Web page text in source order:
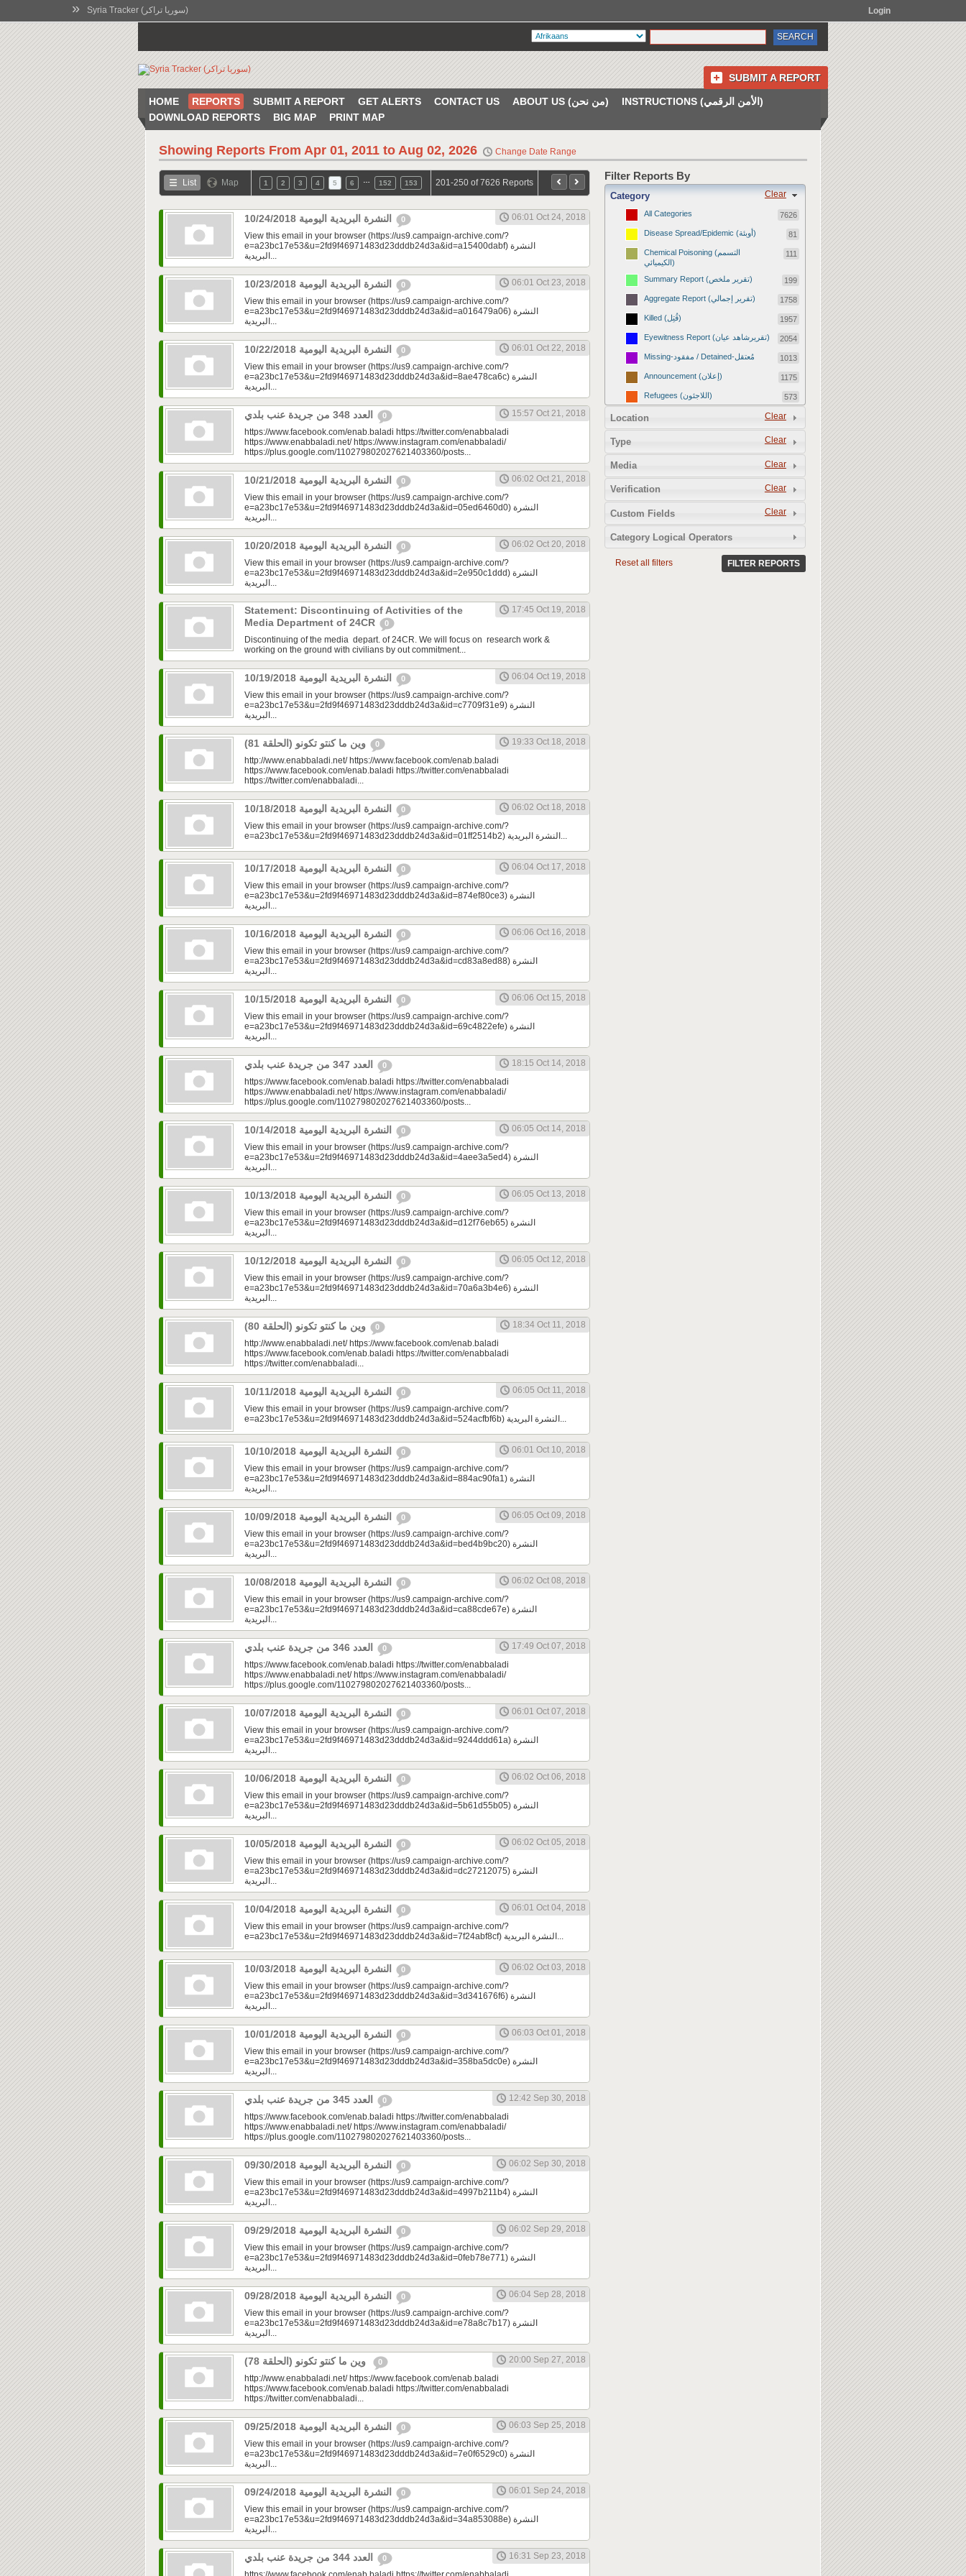
» Syria Tracker (سوريا تراكر) Login
SUBMIT A REPORT
HOME REPORTS SUBMIT A REPORT GET ALERTS CONTACT US ABOUT US (من نحن)
INSTRUCTIONS (الأمن الرقمي)
DOWNLOAD REPORTS
BIG MAP PRINT MAP
Showing Reports From Apr 01, 2011 to Aug 02, 2026 Change Date Range
List Map 1 2 3 4 5 6 152 153 201-250 of 7626 Reports
0
06:01 Oct 24, 2018
View this email in your browser (https://us9.campaign-archive.com/?
e=a23bc17e53&u=2fd9f46971483d23dddb24d3a&id=a15400dabf) النشرة
البريدية...
0
06:01 Oct 23, 2018
View this email in your browser (https://us9.campaign-archive.com/?
e=a23bc17e53&u=2fd9f46971483d23dddb24d3a&id=a016479a06) النشرة
البريدية...
0
06:01 Oct 22, 2018
View this email in your browser (https://us9.campaign-archive.com/?
e=a23bc17e53&u=2fd9f46971483d23dddb24d3a&id=8ae478ca6c) النشرة
البريدية...
0
15:57 Oct 21, 2018
https://www.facebook.com/enab.baladi https://twitter.com/enabbaladi
https://www.enabbaladi.net/ https://www.instagram.com/enabbaladi/
https://plus.google.com/110279802027621403360/posts...
0
06:02 Oct 21, 2018
View this email in your browser (https://us9.campaign-archive.com/?
e=a23bc17e53&u=2fd9f46971483d23dddb24d3a&id=05ed6460d0) النشرة
البريدية...
0
06:02 Oct 20, 2018
View this email in your browser (https://us9.campaign-archive.com/?
e=a23bc17e53&u=2fd9f46971483d23dddb24d3a&id=2e950c1ddd) النشرة
البريدية...
Statement: Discontinuing of Activities of the
Media Department of 24CR
0
17:45 Oct 19, 2018
Discontinuing of the media depart. of 24CR. We will focus on research work &
working on the ground with civilians by out commitment...
0
06:04 Oct 19, 2018
View this email in your browser (https://us9.campaign-archive.com/?
e=a23bc17e53&u=2fd9f46971483d23dddb24d3a&id=c7709f31e9) النشرة
البريدية...
0
19:33 Oct 18, 2018
http://www.enabbaladi.net/ https://www.facebook.com/enab.baladi
https://www.facebook.com/enab.baladi https://twitter.com/enabbaladi
https://twitter.com/enabbaladi...
0
06:02 Oct 18, 2018
View this email in your browser (https://us9.campaign-archive.com/?
e=a23bc17e53&u=2fd9f46971483d23dddb24d3a&id=01ff2514b2) النشرة البريدية...
0
06:04 Oct 17, 2018
View this email in your browser (https://us9.campaign-archive.com/?
e=a23bc17e53&u=2fd9f46971483d23dddb24d3a&id=874ef80ce3) النشرة
البريدية...
0
06:06 Oct 16, 2018
View this email in your browser (https://us9.campaign-archive.com/?
e=a23bc17e53&u=2fd9f46971483d23dddb24d3a&id=cd83a8ed88) النشرة
البريدية...
0
06:06 Oct 15, 2018
View this email in your browser (https://us9.campaign-archive.com/?
e=a23bc17e53&u=2fd9f46971483d23dddb24d3a&id=69c4822efe) النشرة
البريدية...
0
18:15 Oct 14, 2018
https://www.facebook.com/enab.baladi https://twitter.com/enabbaladi
https://www.enabbaladi.net/ https://www.instagram.com/enabbaladi/
https://plus.google.com/110279802027621403360/posts...
0
06:05 Oct 14, 2018
View this email in your browser (https://us9.campaign-archive.com/?
e=a23bc17e53&u=2fd9f46971483d23dddb24d3a&id=4aee3a5ed4) النشرة
البريدية...
0
06:05 Oct 13, 2018
View this email in your browser (https://us9.campaign-archive.com/?
e=a23bc17e53&u=2fd9f46971483d23dddb24d3a&id=d12f76eb65) النشرة
البريدية...
0
06:05 Oct 12, 2018
View this email in your browser (https://us9.campaign-archive.com/?
e=a23bc17e53&u=2fd9f46971483d23dddb24d3a&id=70a6a3b4e6) النشرة
البريدية...
0
18:34 Oct 11, 2018
http://www.enabbaladi.net/ https://www.facebook.com/enab.baladi
https://www.facebook.com/enab.baladi https://twitter.com/enabbaladi
https://twitter.com/enabbaladi...
0
06:05 Oct 11, 2018
View this email in your browser (https://us9.campaign-archive.com/?
e=a23bc17e53&u=2fd9f46971483d23dddb24d3a&id=524acfbf6b) النشرة البريدية...
0
06:01 Oct 10, 2018
View this email in your browser (https://us9.campaign-archive.com/?
e=a23bc17e53&u=2fd9f46971483d23dddb24d3a&id=884ac90fa1) النشرة
البريدية...
0
06:05 Oct 09, 2018
View this email in your browser (https://us9.campaign-archive.com/?
e=a23bc17e53&u=2fd9f46971483d23dddb24d3a&id=bed4b9bc20) النشرة
البريدية...
0
06:02 Oct 08, 2018
View this email in your browser (https://us9.campaign-archive.com/?
e=a23bc17e53&u=2fd9f46971483d23dddb24d3a&id=ca88cde67e) النشرة
البريدية...
0
17:49 Oct 07, 2018
https://www.facebook.com/enab.baladi https://twitter.com/enabbaladi
https://www.enabbaladi.net/ https://www.instagram.com/enabbaladi/
https://plus.google.com/110279802027621403360/posts...
0
06:01 Oct 07, 2018
View this email in your browser (https://us9.campaign-archive.com/?
e=a23bc17e53&u=2fd9f46971483d23dddb24d3a&id=9244ddd61a) النشرة
البريدية...
0
06:02 Oct 06, 2018
View this email in your browser (https://us9.campaign-archive.com/?
e=a23bc17e53&u=2fd9f46971483d23dddb24d3a&id=5b61d55b05) النشرة
البريدية...
0
06:02 Oct 05, 2018
View this email in your browser (https://us9.campaign-archive.com/?
e=a23bc17e53&u=2fd9f46971483d23dddb24d3a&id=dc27212075) النشرة
البريدية...
0
06:01 Oct 04, 2018
View this email in your browser (https://us9.campaign-archive.com/?
e=a23bc17e53&u=2fd9f46971483d23dddb24d3a&id=7f24abf8cf) النشرة البريدية...
0
06:02 Oct 03, 2018
View this email in your browser (https://us9.campaign-archive.com/?
e=a23bc17e53&u=2fd9f46971483d23dddb24d3a&id=3d341676f6) النشرة
البريدية...
0
06:03 Oct 01, 2018
View this email in your browser (https://us9.campaign-archive.com/?
e=a23bc17e53&u=2fd9f46971483d23dddb24d3a&id=358ba5dc0e) النشرة
البريدية...
0
12:42 Sep 30, 2018
https://www.facebook.com/enab.baladi https://twitter.com/enabbaladi
https://www.enabbaladi.net/ https://www.instagram.com/enabbaladi/
https://plus.google.com/110279802027621403360/posts...
0
06:02 Sep 30, 2018
View this email in your browser (https://us9.campaign-archive.com/?
e=a23bc17e53&u=2fd9f46971483d23dddb24d3a&id=4997b211b4) النشرة
البريدية...
0
06:02 Sep 29, 2018
View this email in your browser (https://us9.campaign-archive.com/?
e=a23bc17e53&u=2fd9f46971483d23dddb24d3a&id=0feb78e771) النشرة
البريدية...
0
06:04 Sep 28, 2018
View this email in your browser (https://us9.campaign-archive.com/?
e=a23bc17e53&u=2fd9f46971483d23dddb24d3a&id=e78a8c7b17) النشرة
البريدية...
0
20:00 Sep 27, 2018
http://www.enabbaladi.net/ https://www.facebook.com/enab.baladi
https://www.facebook.com/enab.baladi https://twitter.com/enabbaladi
https://twitter.com/enabbaladi...
0
06:03 Sep 25, 2018
View this email in your browser (https://us9.campaign-archive.com/?
e=a23bc17e53&u=2fd9f46971483d23dddb24d3a&id=7e0f6529c0) النشرة
البريدية...
0
06:01 Sep 24, 2018
View this email in your browser (https://us9.campaign-archive.com/?
e=a23bc17e53&u=2fd9f46971483d23dddb24d3a&id=34a853088e) النشرة
البريدية...
0
16:31 Sep 23, 2018
Filter Reports By
Clear
Category
All Categories 7626
Disease Spread/Epidemic (أوبئة) 81
Chemical Poisoning (التسمم
الكيميائي)
111
Summary Report (تقرير ملخص) 199
Aggregate Report (تقرير إجمالي) 1758
Killed (قُتِل) 1957
Eyewitness Report (تقريرشاهد عيان) 2054
Missing-مفقود / Detained-مُعتقل 1013
Announcement (إعلان) 1175
Refugees (اللاجئون) 573
1672
Revenge Killings (القتل بدافع الانتقام) 11
2
13
Clear
Location
Clear
Type
Clear
Media
Clear
Verification
Clear
Custom Fields
Category Logical Operators
Reset all filters FILTER REPORTS